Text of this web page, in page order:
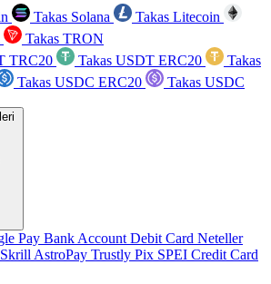
Takas Solana
Takas Litecoin
Takas TRON
TRC20
Takas USDT ERC20
Takas
Takas USDC ERC20
Takas USDC
Pay Bank Account Debit Card Neteller
Skrill AstroPay Trustly Pix SPEI Credit Card